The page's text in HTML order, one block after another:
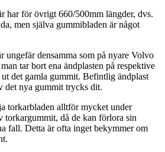
har för övrigt 660/500mm längder, dvs.
men själva gummibladen är något
ungefär densamma som på nyare Volvo
tar bort ena ändplasten på respektive
det gamla gummit. Befintlig ändplast
det nya gummit trycks dit.
torkarbladen alltför mycket under
torkargummit, då de kan förlora sin
fall. Detta är ofta inget bekymmer om